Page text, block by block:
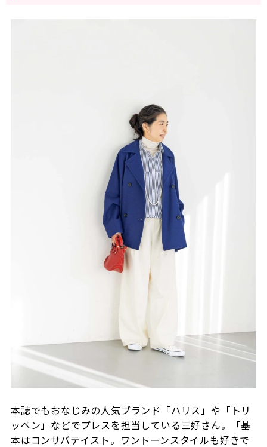
本誌でもおなじみの人気ブランド「ハリス」や「トリ
ッペン」などでプレスを担当している三好さん。「基
本はコンサバテイスト。ワントーンスタイルも好きで